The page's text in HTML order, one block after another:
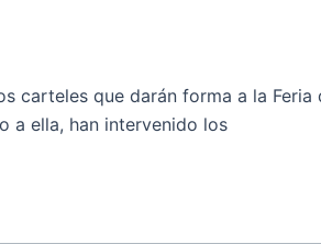
carteles que darán forma a la Feria
a ella, han intervenido los